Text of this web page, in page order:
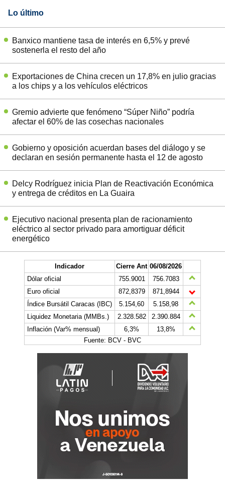
Lo último
Banxico mantiene tasa de interés en 6,5% y prevé
sostenerla el resto del año
Exportaciones de China crecen un 17,8% en julio gracias
a los chips y a los vehículos eléctricos
Gremio advierte que fenómeno “Súper Niño” podría
afectar el 60% de las cosechas nacionales
Gobierno y oposición acuerdan bases del diálogo y se
declaran en sesión permanente hasta el 12 de agosto
Delcy Rodríguez inicia Plan de Reactivación Económica
y entrega de créditos en La Guaira
Ejecutivo nacional presenta plan de racionamiento
eléctrico al sector privado para amortiguar déficit
energético
Indicador Cierre Ant 06/08/2026
Dólar oficial
755.9001
756.7083
Euro oficial
872,8379
871,8944
Índice Bursátil Caracas (IBC)
5.154,60
5.158,98
Liquidez Monetaria (MMBs.)
2.328.582
2.390.884
Inflación (Var% mensual)
6,3%
13,8%
Fuente: BCV - BVC